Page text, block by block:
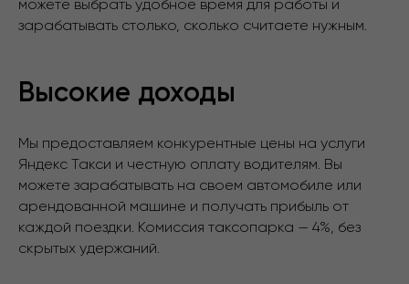
можете выбрать удобное время для работы и
зарабатывать столько, сколько считаете нужным.
Высокие доходы
Мы предоставляем конкурентные цены на услуги
Яндекс Такси и честную оплату водителям. Вы
можете зарабатывать на своем автомобиле или
арендованной машине и получать прибыль от
каждой поездки. Комиссия таксопарка — 4%, без
скрытых удержаний.